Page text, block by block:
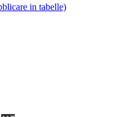
in tabelle)